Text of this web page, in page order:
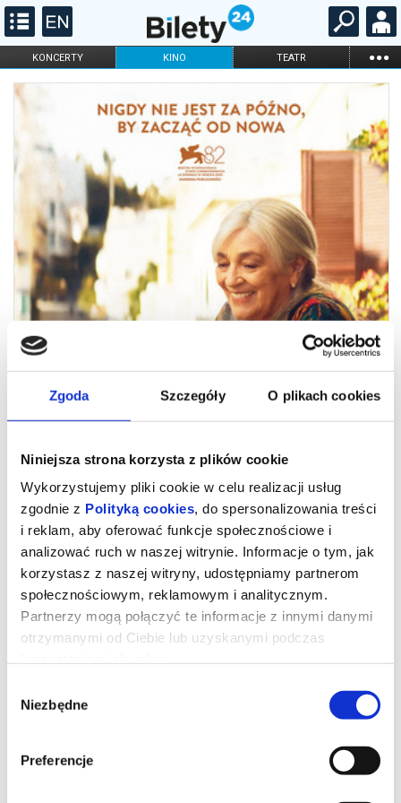
Zgoda Szczegóły O plikach cookies
Niniejsza strona korzysta z plików cookie
Wykorzystujemy pliki cookie w celu realizacji usług
zgodnie z Polityką cookies, do spersonalizowania treści
i reklam, aby oferować funkcje społecznościowe i
analizować ruch w naszej witrynie. Informacje o tym, jak
korzystasz z naszej witryny, udostępniamy partnerom
społecznościowym, reklamowym i analitycznym.
Partnerzy mogą połączyć te informacje z innymi danymi
otrzymanymi od Ciebie lub uzyskanymi podczas
zgody
Niezbędne
Preferencje
KONCERTY KINO TEATR ...
FILHARMONIA OPERA I BALET
ONLINE KARNETY
FILMOWE SPOTKANIE Z
apartamencie w sercu marokańskiego Tangeru. To miejsce, które
pamięta jej miłość, codzienne rytuały i całe życie zapisane w